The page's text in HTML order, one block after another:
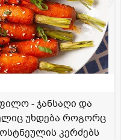
- ჯანსაღი და
უხდება როგორც
კერძებს